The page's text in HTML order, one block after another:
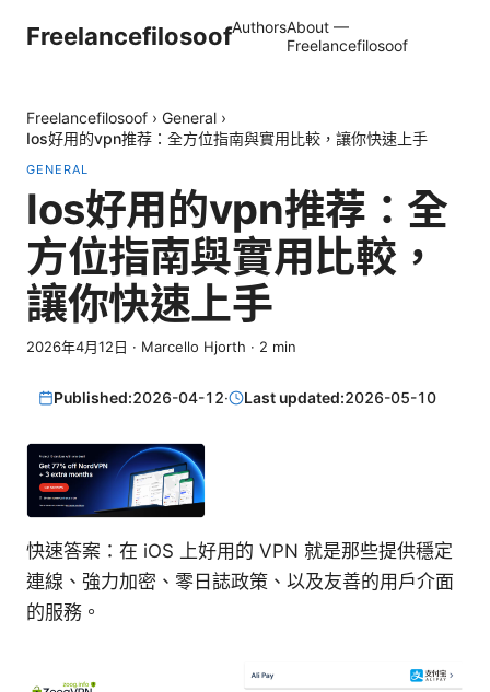
FreelancefilosoofAuthorsAbout —
Freelancefilosoof
Freelancefilosoof › General ›
Ios好用的vpn推荐：全方位指南與實用比較，讓你快速上手
GENERAL
Ios好用的vpn推荐：全
方位指南與實用比較，
讓你快速上手
2026年4月12日 · Marcello Hjorth · 2 min
Published:2026-04-12· Last updated:2026-05-10
快速答案：在 iOS 上好用的 VPN 就是那些提供穩定
連線、強力加密、零日誌政策、以及友善的用戶介面
的服務。